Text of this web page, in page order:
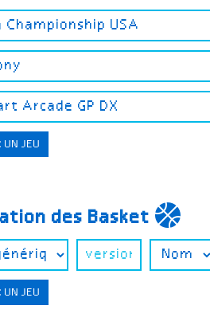
UN JEU
des Basket
UN JEU